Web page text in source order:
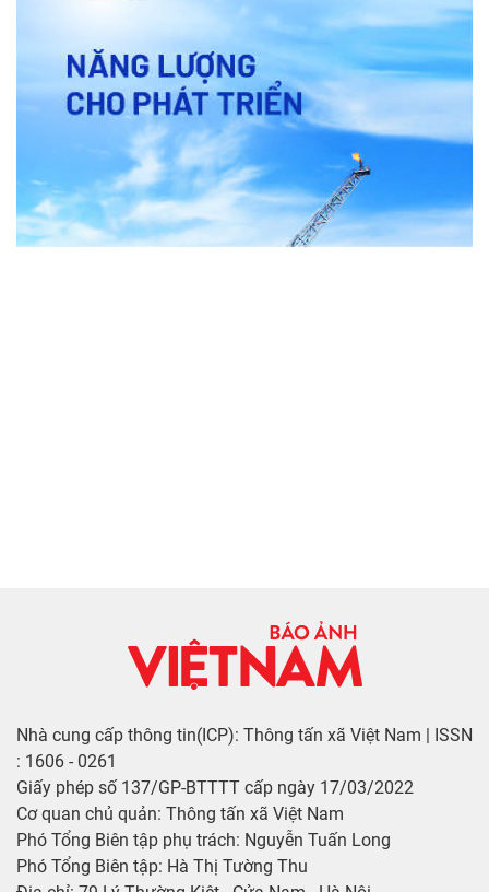
Nhà cung cấp thông tin(ICP): Thông tấn xã Việt Nam | ISSN
: 1606 - 0261
Giấy phép số 137/GP-BTTTT cấp ngày 17/03/2022
Cơ quan chủ quản: Thông tấn xã Việt Nam
Phó Tổng Biên tập phụ trách: Nguyễn Tuấn Long
Phó Tổng Biên tập: Hà Thị Tường Thu